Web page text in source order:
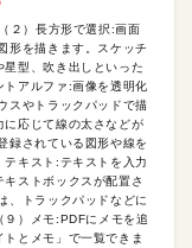
２）長方形で選択:画面
形を描きます。スケッチ
型、吹き出しといった
アルファ:画像を透明化
スやトラックパッドで描
応じて線の太さなどが
録されている図形や線を
キスト:テキストを入力
ストボックスが配置さ
、トラックパッドなどに
９）メモ:PDFにメモを追
とメモ」で一覧できま